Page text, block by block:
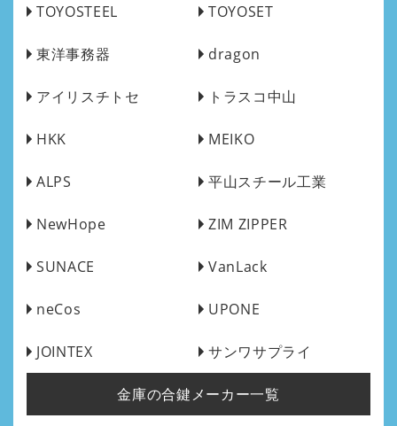
TOYOSTEEL TOYOSET
東洋事務器 dragon
アイリスチトセ トラスコ中山
HKK MEIKO
ALPS 平山スチール工業
NewHope ZIM ZIPPER
SUNACE VanLack
neCos UPONE
JOINTEX サンワサプライ
金庫の合鍵メーカー一覧